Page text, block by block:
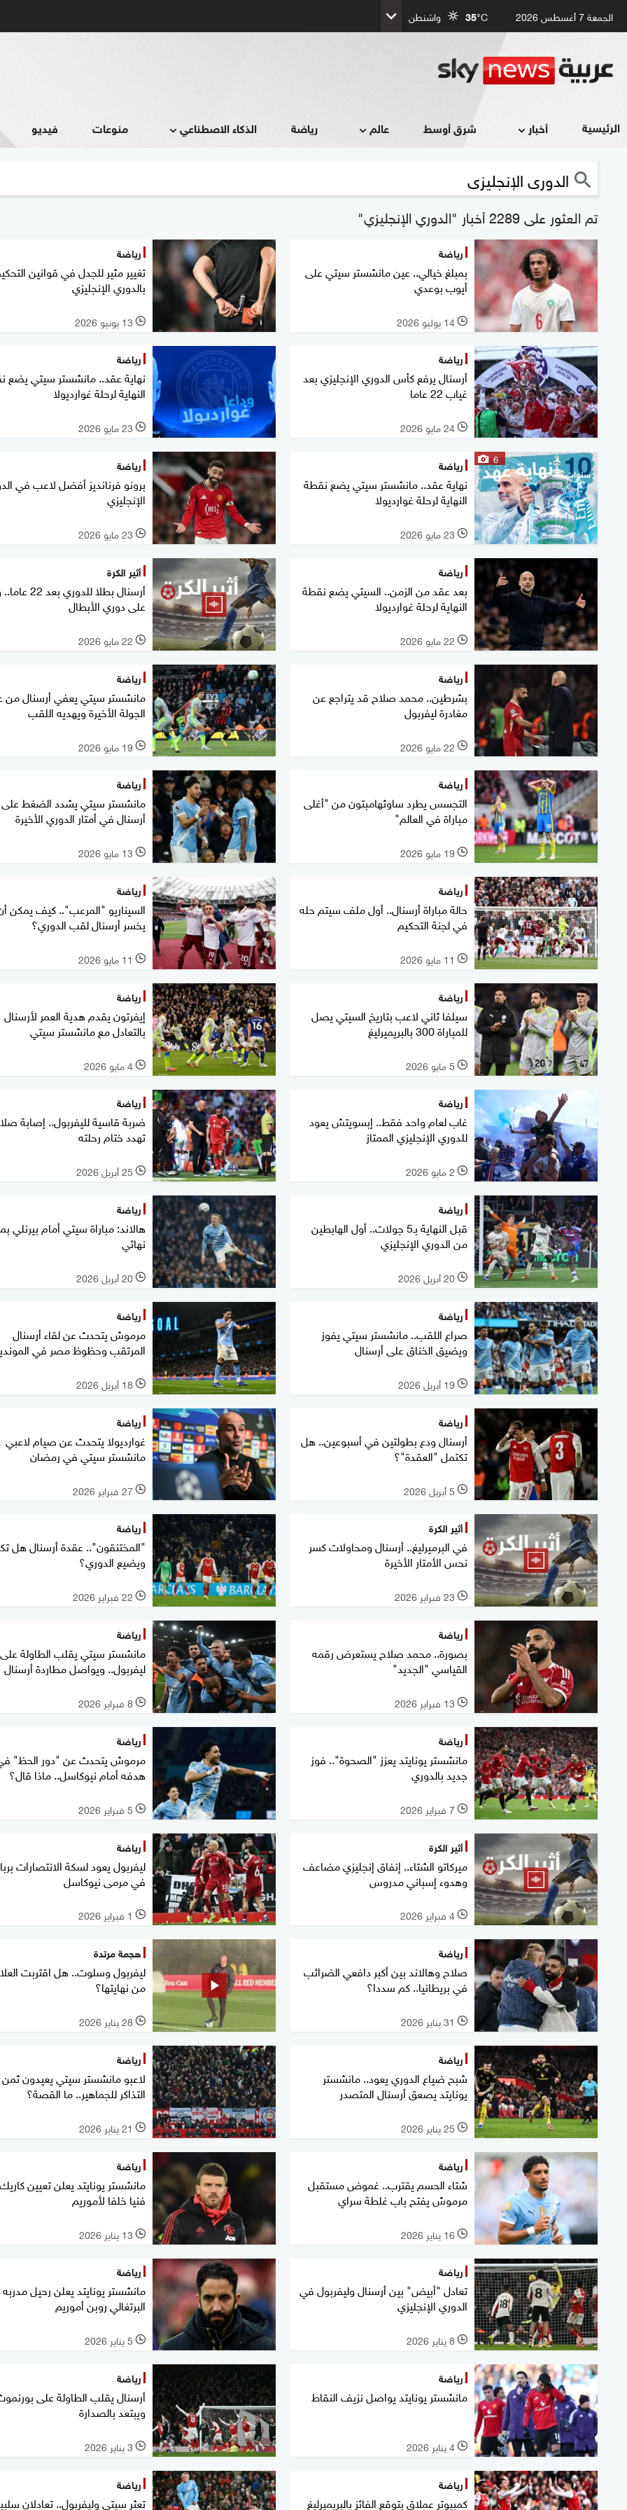
الجمعة 7 أغسطس 2026 35°C واشنطن
الرئيسية أخبار شرق أوسط عالم رياضة الذكاء الاصطناعي منوعات فيديو
تم العثور على 2289 أخبار "الدوري الإنجليزي"
رياضة
بمبلغ خيالي.. عين مانشستر سيتي على
أيوب بوعدي
l 14 يوليو 2026
رياضة
تغيير مثير للجدل في قوانين
بالدوري الإنجليزي
l 13 يونيو 2026
رياضة
أرسنال يرفع كأس الدوري الإنجليزي بعد
غياب 22 عاما
l 24 مايو 2026
رياضة
نهاية عقد.. مانشستر سيتي يضع
النهاية لرحلة غوارديولا
l 23 مايو 2026
6 رياضة
نهاية عقد.. مانشستر سيتي يضع نقطة
النهاية لرحلة غوارديولا
l 23 مايو 2026
رياضة
برونو فرنانديز أفضل لاعب في
الإنجليزي
l 23 مايو 2026
رياضة
بعد عقد ‌من الزمن.. السيتي يضع نقطة
النهاية لرحلة غوارديولا
l 22 مايو 2026
أثير الكرة
أرسنال بطلا
على دوري الأبطال
l 22 مايو 2026
رياضة
بشرطين.. محمد صلاح قد يتراجع عن
مغادرة ليفربول
l 22 مايو 2026
رياضة
مانشستر سيتي يعفي أرسنال من
الجولة الأخيرة ويهديه اللقب
l 19 مايو 2026
رياضة
التجسس يطرد ساوثهامبتون من "أغلى
مباراة في العالم"
l 19 مايو 2026
رياضة
مانشستر سيتي يشدد الضغط على
أرسنال في أمتار الدوري الأخيرة
l 13 مايو 2026
رياضة
حالة مباراة أرسنال.. أول ملف سيتم حله
في لجنة التحكيم
l 11 مايو 2026
رياضة
السيناريو "المرعب".. كيف يمكن
يخسر أرسنال لقب الدوري؟
l 11 مايو 2026
رياضة
سيلفا ثاني لاعب بتاريخ السيتي يصل
للمباراة 300 بالبريميرليغ
l 5 مايو 2026
رياضة
إيفرتون يقدم هدية العمر لأرسنال
بالتعادل مع مانشستر سيتي
l 4 مايو 2026
رياضة
غاب لعام واحد فقط.. إبسويتش يعود
للدوري الإنجليزي الممتاز
l 2 مايو 2026
رياضة
ضربة قاسية لليفربول.. إصابة
تهدد ختام رحلته
l 25 أبريل 2026
رياضة
قبل النهاية بـ5 جولات.. أول الهابطين
من الدوري الإنجليزي
l 20 أبريل 2026
رياضة
هالاند: مباراة سيتي أمام بيرنلي
نهائي
l 20 أبريل 2026
رياضة
صراع اللقب.. مانشستر سيتي يفوز
ويضيق الخناق على أرسنال
l 19 أبريل 2026
رياضة
مرموش يتحدث عن لقاء أرسنال
المرتقب وحظوظ مصر في
l 18 أبريل 2026
رياضة
أرسنال ودع بطولتين في أسبوعين.. هل
تكتمل "العقدة"؟
l 5 أبريل 2026
رياضة
غوارديولا يتحدث عن صيام لاعبي
مانشستر سيتي في رمضان
l 27 فبراير 2026
أثير الكرة
في البرميرليغ.. أرسنال ومحاولات كسر
نحس الأمتار الأخيرة
l 23 فبراير 2026
رياضة
"المختنقون".. عقدة أرسنال هل
ويضيع الدوري؟
l 22 فبراير 2026
رياضة
بصورة.. محمد صلاح يستعرض رقمه
القياسي "الجديد"
l 13 فبراير 2026
رياضة
مانشستر سيتي يقلب الطاولة على
ليفربول.. ويواصل مطاردة أرسنال
l 8 فبراير 2026
رياضة
مانشستر يونايتد يعزز "الصحوة".. فوز
جديد بالدوري
l 7 فبراير 2026
رياضة
مرموش يتحدث عن "دور الحظ"
هدفه أمام نيوكاسل.. ماذا قال؟
l 5 فبراير 2026
أثير الكرة
ميركاتو الشتاء.. إنفاق إنجليزي مضاعف
وهدوء إسباني مدروس
l 4 فبراير 2026
رياضة
ليفربول يعود لسكة الانتصارات
في مرمى نيوكاسل
l 1 فبراير 2026
رياضة
صلاح وهالاند بين أكبر دافعي الضرائب
في بريطانيا.. كم سددا؟
l 31 يناير 2026
هجمة مرتدة
ليفربول وسلوت.. هل اقتربت
من نهايتها؟
l 28 يناير 2026
رياضة
شبح ضياع الدوري يعود.. مانشستر
يونايتد يصعق أرسنال المتصدر
l 25 يناير 2026
رياضة
لاعبو مانشستر سيتي يعيدون ثمن
التذاكر للجماهير.. ما القصة؟
l 21 يناير 2026
رياضة
شتاء الحسم يقترب.. غموض مستقبل
مرموش يفتح باب غلطة سراي
l 16 يناير 2026
رياضة
مانشستر يونايتد يعلن تعيين
فنيا خلفا لأموريم
l 13 يناير 2026
رياضة
تعادل "أبيض" بين أرسنال وليفربول في
الدوري الإنجليزي
l 8 يناير 2026
رياضة
مانشستر يونايتد يعلن رحيل مدربه
البرتغالي روبن أموريم
l 5 يناير 2026
رياضة
مانشستر يونايتد يواصل نزيف النقاط
l 4 يناير 2026
رياضة
أرسنال يقلب الطاولة على
ويبتعد بالصدارة
l 3 يناير 2026
رياضة
كمبيوتر عملاق يتوقع الفائز بالبريميرليغ
رياضة
تعثر سيتي وليفربول.. تعادلان